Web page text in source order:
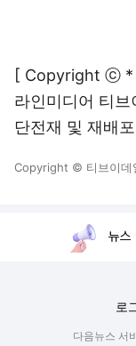
[ Copyright ⓒ *
라인미디어 티
단전재 및 재배
Copyright © 티브이데
뉴스
로
다음뉴스 서